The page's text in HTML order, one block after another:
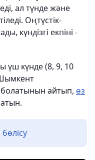
ал түнде және
Оңтүстік-
күндізгі екпіні -
үш күнде (8, 9, 10
айтып, өз